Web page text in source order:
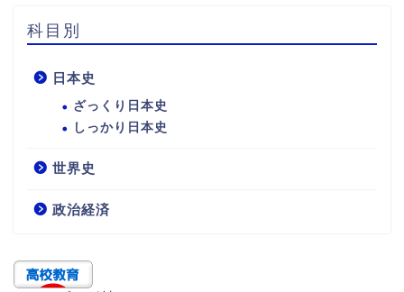
科目別
日本史
ざっくり日本史
しっかり日本史
世界史
政治経済